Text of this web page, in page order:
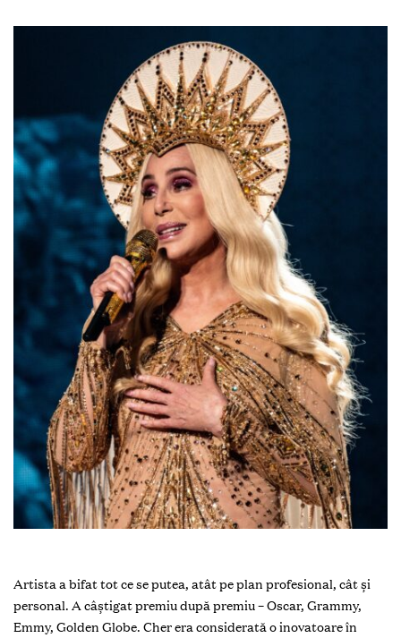
Artista a bifat tot ce se putea, atât pe plan profesional, cât și
personal. A câștigat premiu după premiu – Oscar, Grammy,
Emmy, Golden Globe. Cher era considerată o inovatoare în